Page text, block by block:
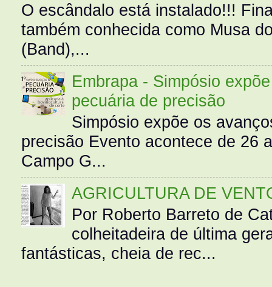
O escândalo está instalado!!!
também conhecida como Musa
(Band),...
Embrapa - Simpósio
pecuária de precisão
Simpósio expõe os
precisão Evento acontece de 26
Campo G...
AGRICULTURA DE
Por Roberto Barreto de
colheitadeira de última
fantásticas, cheia de rec...